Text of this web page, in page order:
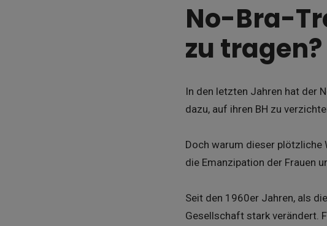
No-Bra-
zu tragen?
In den letzten Jahren hat der
dazu, auf ihren BH zu
Doch warum dieser plötzliche
die Emanzipation der Frauen
Seit den 1960er Jahren, als
Gesellschaft stark verändert.